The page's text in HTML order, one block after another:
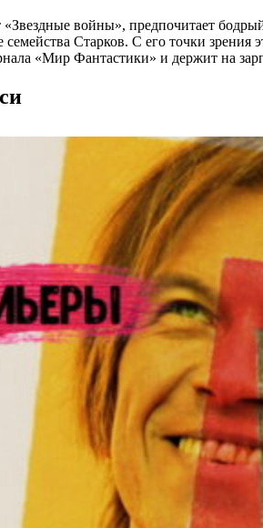
«Звездные войны», предпочитает
Старков. С его точки зрения
«Мир Фантастики» и держит на